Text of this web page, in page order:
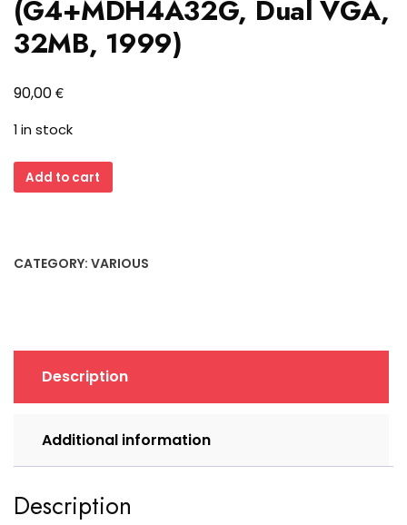
(G4+MDH4A32G, Dual VGA,
32MB, 1999)
90,00€
1 in stock
Matrox
Millennium
Grafikkarte
32MB,
1999)
Add to cart
CATEGORY: VARIOUS
Description
Additional information
Description